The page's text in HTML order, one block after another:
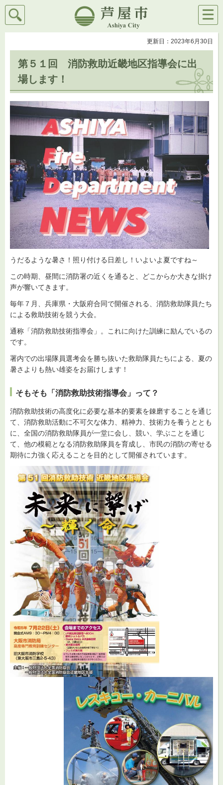
芦屋市
検索
メニ
ュー
更新日：2023年6月30日
第５１回 消防救助近畿地区指導会に出
場します！
うだるような暑さ！照り付ける日差し！いよいよ夏ですね～
この時期、昼間に消防署の近くを通ると、どこからか大きな掛け
声が響いてきます。
毎年７月、兵庫県・大阪府合同で開催される、消防救助隊員たち
による救助技術を競う大会。
通称「消防救助技術指導会」。これに向けた訓練に励んでいるの
です。
署内での出場隊員選考会を勝ち抜いた救助隊員たちによる、夏の
暑さよりも熱い雄姿をお届けします！
そもそも「消防救助技術指導会」って？
消防救助技術の高度化に必要な基本的要素を錬磨することを通じ
て、消防救助活動に不可欠な体力、精神力、技術力を養うととも
に、全国の消防救助隊員が一堂に会し、競い、学ぶことを通じ
て、他の模範となる消防救助隊員を育成し、市民の消防の寄せる
期待に力強く応えることを目的として開催されています。